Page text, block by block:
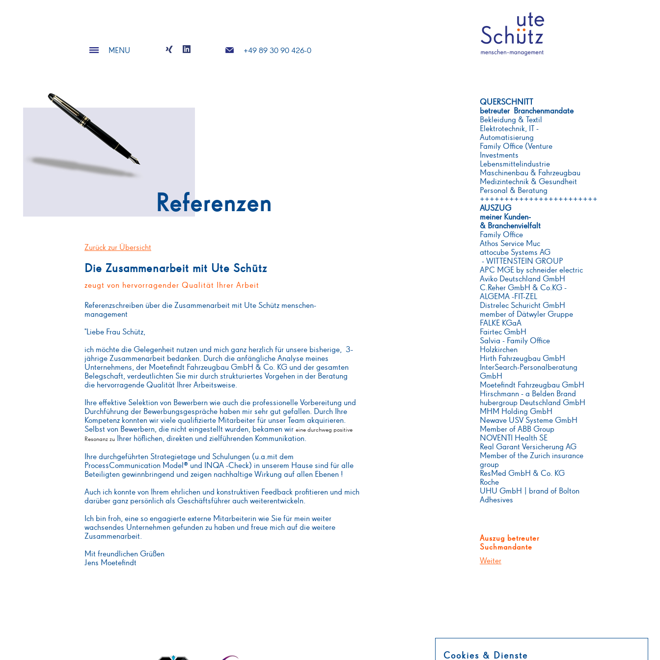
MENU +49 89 30 90 426-0
Referenzen
Zurück zur Übersicht
Die Zusammenarbeit mit Ute Schütz
zeugt von hervorragender Qualität Ihrer Arbeit
Referenzschreiben über die Zusammenarbeit mit Ute Schütz menschen-
management
"Liebe Frau Schütz,
ich möchte die Gelegenheit nutzen und mich ganz herzlich für unsere bisherige, 3-
jährige Zusammenarbeit bedanken. Durch die anfängliche Analyse meines
Unternehmens, der Moetefindt Fahrzeugbau GmbH & Co. KG und der gesamten
Belegschaft, verdeutlichten Sie mir durch strukturiertes Vorgehen in der Beratung
die hervorragende Qualität Ihrer Arbeitsweise.
Ihre effektive Selektion von Bewerbern wie auch die professionelle Vorbereitung und
Durchführung der Bewerbungsgespräche haben mir sehr gut gefallen. Durch Ihre
Kompetenz konnten wir viele qualifizierte Mitarbeiter für unser Team akquirieren.
Selbst von Bewerbern, die nicht eingestellt wurden, bekamen wir eine durchweg positive
Resonanz zu
Ihrer höflichen, direkten und zielführenden Kommunikation.
Ihre durchgeführten Strategietage und Schulungen (u.a.mit dem
ProcessCommunication Model® und INQA -Check) in unserem Hause sind für alle
Beteiligten gewinnbringend und zeigen nachhaltige Wirkung auf allen Ebenen !
Auch ich konnte von Ihrem ehrlichen und konstruktiven Feedback profitieren und mich
darüber ganz persönlich als Geschäftsführer auch weiterentwickeln.
Ich bin froh, eine so engagierte externe Mitarbeiterin wie Sie für mein weiter
wachsendes Unternehmen gefunden zu haben und freue mich auf die weitere
Zusammenarbeit.
Mit freundlichen Grüßen
Jens Moetefindt
QUERSCHNITT
betreuter Branchenmandate
Bekleidung & Textil
Elektrotechnik, IT -
Automatisierung
Family Office (Venture
Investments
Lebensmittelindustrie
Maschinenbau & Fahrzeugbau
Medizintechnik & Gesundheit
Personal & Beratung
++++++++++++++++++++++++
AUSZUG
meiner Kunden-
& Branchenvielfalt
Family Office
Athos Service Muc
attocube Systems AG
- WITTENSTEIN GROUP
APC MGE by schneider electric
Aviko Deutschland GmbH
C.Reher GmbH & Co.KG -
ALGEMA -FIT-ZEL
Distrelec Schuricht GmbH
member of Dätwyler Gruppe
FALKE KGaA
Fairtec GmbH
Salvia - Family Office
Holzkirchen
Hirth Fahrzeugbau GmbH
InterSearch-Personalberatung
GmbH
Moetefindt Fahrzeugbau GmbH
Hirschmann - a Belden Brand
hubergroup Deutschland GmbH
MHM Holding GmbH
Newave USV Systeme GmbH
Member of ABB Group
NOVENTI Health SE
Real Garant Versicherung AG
Member of the Zurich insurance
group
ResMed GmbH & Co. KG
Roche
UHU GmbH | brand of Bolton
Adhesives
Auszug betreuter
Suchmandante
Weiter
Cookies & Dienste